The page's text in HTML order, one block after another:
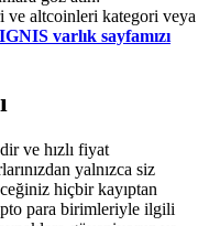
USDT prize pool!
altcoinleri kategori veya
IGNIS varlık sayfamızı
ve hızlı fiyat
yalnızca siz
hiçbir kayıptan
para birimleriyle ilgili